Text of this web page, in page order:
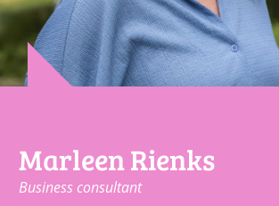
Marleen Rienks
Business consultant